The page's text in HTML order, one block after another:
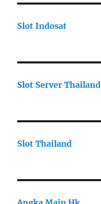
Slot Indosat
Slot Server Thailand
Slot Thailand